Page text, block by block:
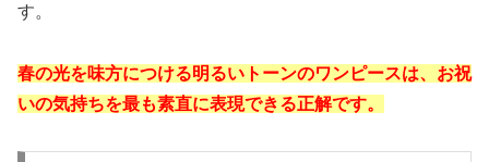
す。
春の光を味方につける明るいトーンのワンピースは、お祝
いの気持ちを最も素直に表現できる正解です。